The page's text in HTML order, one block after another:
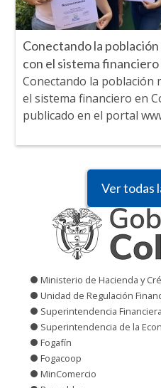
Conectando la
con el sistema
Conectando la población
el sistema financiero en
publicado en el portal
Ver todas
Ministerio de Hacienda y
Unidad de Regulación
Superintendencia
Superintendencia de la
Fogafín
Fogacoop
MinComercio